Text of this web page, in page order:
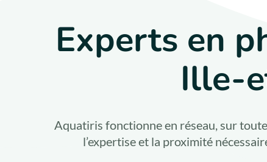
Experts en
Ille-
Aquatiris fonctionne en réseau, sur
l’expertise et la proximité